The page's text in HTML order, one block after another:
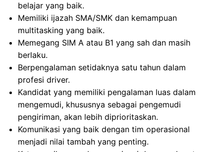
belajar yang baik.
Memiliki ijazah SMA/SMK dan kemampuan
multitasking yang baik.
Memegang SIM A atau B1 yang sah dan masih
berlaku.
Berpengalaman setidaknya satu tahun dalam
profesi driver.
Kandidat yang memiliki pengalaman luas dalam
mengemudi, khususnya sebagai pengemudi
pengiriman, akan lebih diprioritaskan.
Komunikasi yang baik dengan tim operasional
menjadi nilai tambah yang penting.